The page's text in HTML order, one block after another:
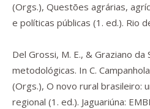
(Orgs.), Questões agrárias,
e políticas públicas (1. ed.). Rio
Del Grossi, M. E., & Graziano da
metodológicas. In C.
(Orgs.), O novo rural brasileiro:
regional (1. ed.). Jaguariúna: